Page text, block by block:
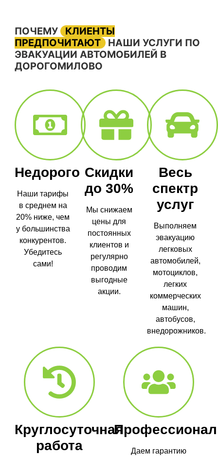
ПОЧЕМУ
КЛИЕНТЫ
ПРЕДПОЧИТАЮТ
НАШИ УСЛУГИ ПО
ЭВАКУАЦИИ АВТОМОБИЛЕЙ В
ДОРОГОМИЛОВО
Недорого
Наши тарифы
в среднем на
20% ниже, чем
у большинства
конкурентов.
Убедитесь
сами!
Скидки
до 30%
Мы снижаем
цены для
постоянных
клиентов и
регулярно
проводим
выгодные
акции.
Весь
спектр
услуг
Выполняем
эвакуацию
легковых
автомобилей,
мотоциклов,
легких
коммерческих
машин,
автобусов,
внедорожников.
Круглосуточная
работа
Даем гарантию